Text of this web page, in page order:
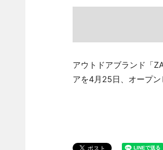
アウトドアブランド「
アを4月25日、オープン